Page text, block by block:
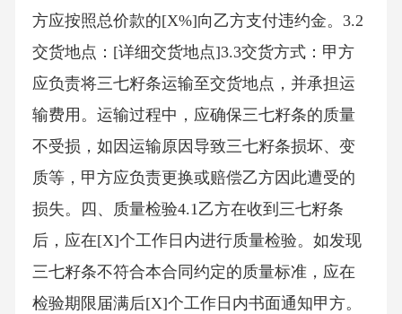
方应按照总价款的[X%]向乙方支付违约金。3.2
交货地点：[详细交货地点]3.3交货方式：甲方
应负责将三七籽条运输至交货地点，并承担运
输费用。运输过程中，应确保三七籽条的质量
不受损，如因运输原因导致三七籽条损坏、变
质等，甲方应负责更换或赔偿乙方因此遭受的
损失。四、质量检验4.1乙方在收到三七籽条
后，应在[X]个工作日内进行质量检验。如发现
三七籽条不符合本合同约定的质量标准，应在
检验期限届满后[X]个工作日内书面通知甲方。